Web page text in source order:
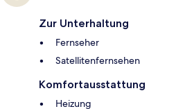
Zur Unterhaltung
Fernseher
Satellitenfernsehen
Komfortausstattung
Heizung